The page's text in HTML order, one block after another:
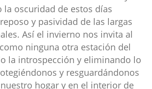
la oscuridad de estos días
y pasividad de las largas
Así el invierno nos invita al
ninguna otra estación del
la introspección y eliminando lo
y resguardándonos
hogar y en el interior de